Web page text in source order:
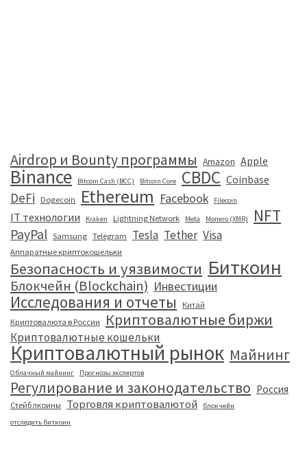
Airdrop и Bounty программы Amazon Apple
Binance Bitcoin Cash (BCC) Bitcoin Core CBDC Coinbase
DeFi Dogecoin Ethereum Facebook Filecoin
IT технологии Kraken Lightning Network Meta Monero (XMR) NFT
PayPal Samsung Telegram Tesla Tether Visa
Аппаратные криптокошельки
Безопасность и уязвимости Биткоин
Блокчейн (Blockchain) Инвестиции
Исследования и отчеты
Китай
Криптовалюта в России
Криптовалютные биржи
Криптовалютные кошельки
Криптовалютный рынок Майнинг
Облачный майнинг Прогнозы экспертов
Регулирование и законодательство Россия
Стейблкоины Торговля криптовалютой
блокчейн
отследить биткоин